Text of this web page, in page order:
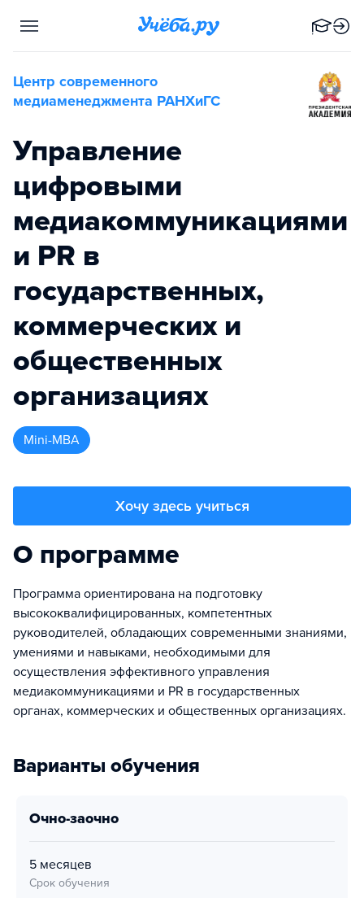
Центр современного
медиаменеджмента РАНХиГС
Управление
цифровыми
медиакоммуникациями
и PR в
государственных,
коммерческих и
общественных
организациях
Mini-MBA
Хочу здесь учиться
О программе
Программа ориентирована на подготовку
высококвалифицированных, компетентных
руководителей, обладающих современными знаниями,
умениями и навыками, необходимыми для
осуществления эффективного управления
медиакоммуникациями и PR в государственных
органах, коммерческих и общественных организациях.
Варианты обучения
очно-заочно
5 месяцев
Срок обучения